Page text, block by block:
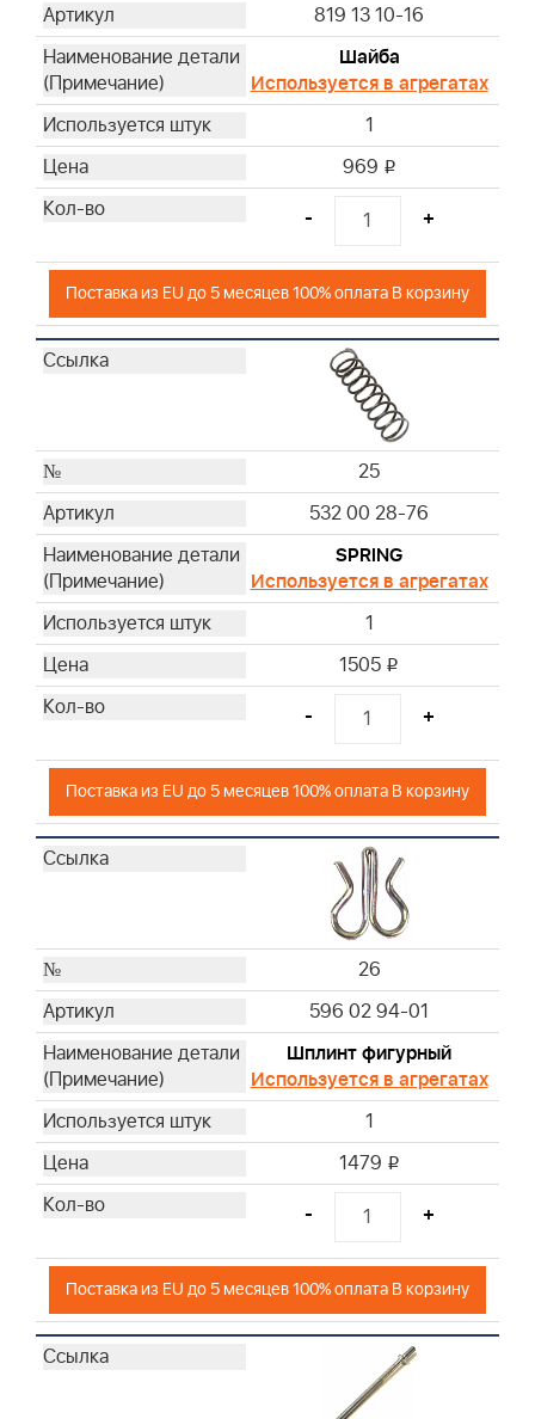
819 13 10-16
Шайба
Используется в агрегатах
1
969 i
- +
Поставка из EU до 5 месяцев 100% оплата В корзину
25
532 00 28-76
SPRING
Используется в агрегатах
1
1505 i
- +
Поставка из EU до 5 месяцев 100% оплата В корзину
26
596 02 94-01
Шплинт фигурный
Используется в агрегатах
1
1479 i
- +
Поставка из EU до 5 месяцев 100% оплата В корзину